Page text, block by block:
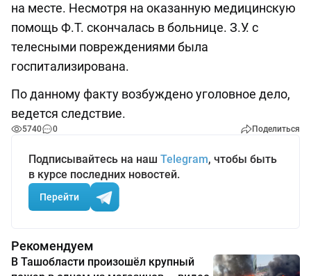
на месте. Несмотря на оказанную медицинскую
помощь Ф.Т. скончалась в больнице. З.У. с
телесными повреждениями была
госпитализирована.
По данному факту возбуждено уголовное дело,
ведется следствие.
5740 0 Поделиться
Подписывайтесь на наш Telegram, чтобы быть
в курсе последних новостей.
Перейти
Рекомендуем
В Ташобласти произошёл крупный